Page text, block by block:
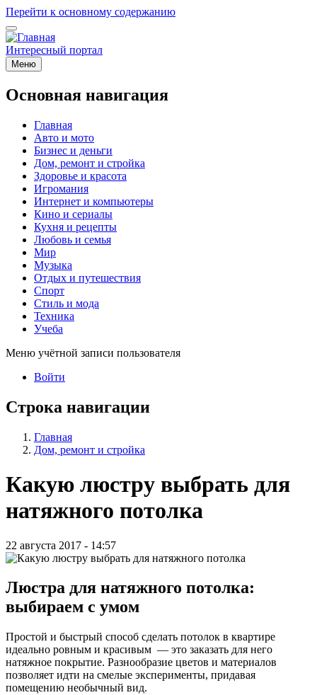
Перейти к основному содержанию
Интересный портал
Меню
Основная навигация
Главная
Авто и мото
Бизнес и деньги
Дом, ремонт и стройка
Здоровье и красота
Игромания
Интернет и компьютеры
Кино и сериалы
Кухня и рецепты
Любовь и семья
Мир
Музыка
Отдых и путешествия
Спорт
Стиль и мода
Техника
Учеба
Меню учётной записи пользователя
Войти
Строка навигации
Главная
Дом, ремонт и стройка
Какую люстру выбрать для
натяжного потолка
22 августа 2017 - 14:57
Люстра для натяжного потолка:
выбираем с умом
Простой и быстрый способ сделать потолок в квартире
идеально ровным и красивым — это заказать для него
натяжное покрытие. Разнообразие цветов и материалов
позволяет идти на смелые эксперименты, придавая
помещению необычный вид.